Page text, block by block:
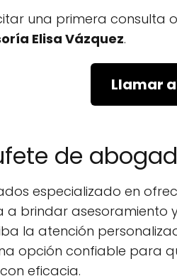
una primera consulta
Elisa Vázquez.
Llamar
de
especializado en
brindar asesoramiento
la atención
opción confiable para
eficacia.